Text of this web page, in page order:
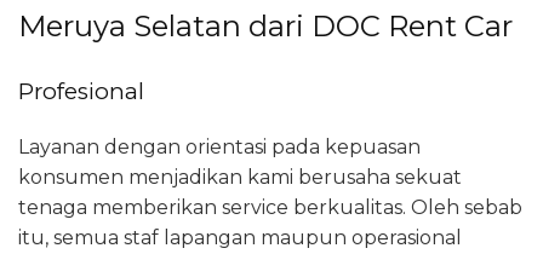
Meruya Selatan dari DOC Rent Car
Profesional
Layanan dengan orientasi pada kepuasan
konsumen menjadikan kami berusaha sekuat
tenaga memberikan service berkualitas. Oleh sebab
itu, semua staf lapangan maupun operasional